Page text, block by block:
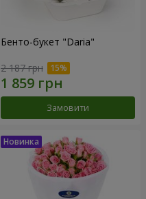
Бенто-букет "Daria"
2 187 грн
Замовити